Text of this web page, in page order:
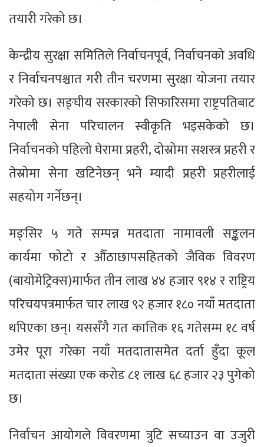
तयारी गरेको छ।
केन्द्रीय सुरक्षा समितिले निर्वाचनपूर्व, निर्वाचनको अवधि
र निर्वाचनपश्चात गरी तीन चरणमा सुरक्षा योजना तयार
गरेको छ। सङ्घीय सरकारको सिफारिसमा राष्ट्रपतिबाट
नेपाली सेना परिचालन स्वीकृति भइसकेको छ।
निर्वाचनको पहिलो घेरामा प्रहरी, दोस्रोमा सशस्त्र प्रहरी र
तेस्रोमा सेना खटिनेछन् भने म्यादी प्रहरी प्रहरीलाई
सहयोग गर्नेछन्।
मङ्सिर ५ गते सम्पन्न मतदाता नामावली सङ्कलन
कार्यमा फोटो र औँठाछापसहितको जैविक विवरण
(बायोमेट्रिक्स)मार्फत तीन लाख ४४ हजार ९१४ र राष्ट्रिय
परिचयपत्रमार्फत चार लाख ९२ हजार १८० नयाँ मतदाता
थपिएका छन्। यससँगै गत कात्तिक १६ गतेसम्म १८ वर्ष
उमेर पूरा गरेका नयाँ मतदातासमेत दर्ता हुँदा कूल
मतदाता संख्या एक करोड ८१ लाख ६८ हजार २३ पुगेको
छ।
निर्वाचन आयोगले विवरणमा त्रुटि सच्याउन वा उजुरी